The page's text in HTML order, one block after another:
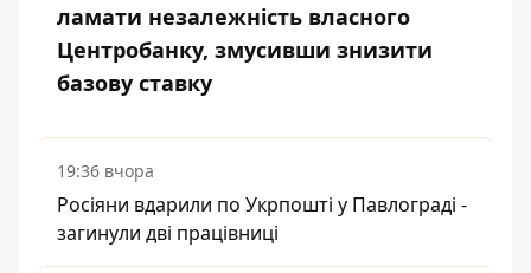
ламати незалежність власного
Центробанку, змусивши знизити
базову ставку
19:36 вчора
Росіяни вдарили по Укрпошті у Павлограді -
загинули дві працівниці